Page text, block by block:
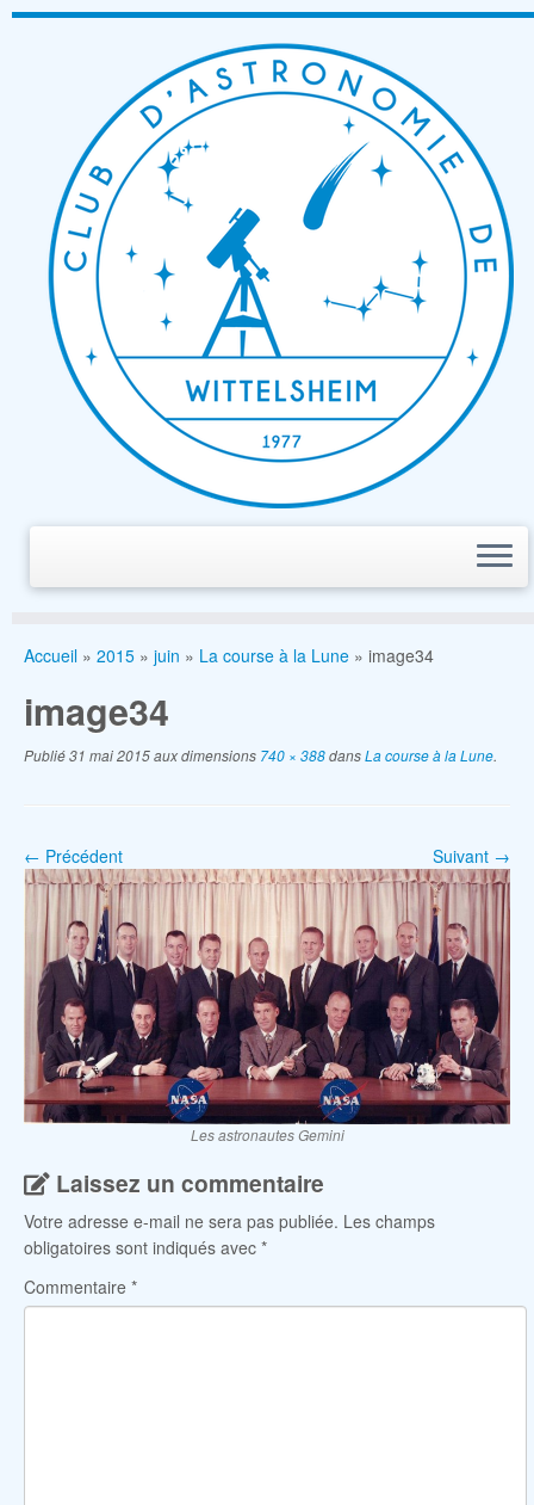
Passer
Accueil » 2015 » juin » La course à la Lune » image34
image34
Publié31 mai 2015aux dimensions 740 × 388dansLa course à la Lune.
← Précédent Suivant →
Les astronautes Gemini
Laissez un commentaire
Votre adresse e-mail ne sera pas publiée. Les champs
obligatoires sont indiqués avec *
Commentaire *